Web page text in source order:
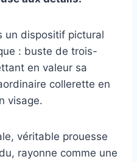
un dispositif pictural
: buste de trois-
en valeur sa
collerette en
visage.
véritable prouesse
rayonne comme une